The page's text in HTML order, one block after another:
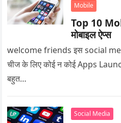
Mobile
Top 10
मोबाइल ऐप्स
welcome friends इस social
चीज के लिए कोई न कोई Apps
बहुत…
Social Media